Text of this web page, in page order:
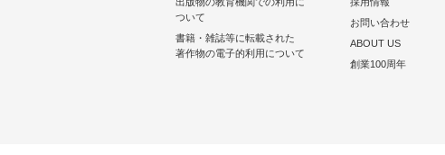
ついて
書籍・雑誌等に転載された
著作物の電子的利用について
お問い合わせ
ABOUT US
創業100周年